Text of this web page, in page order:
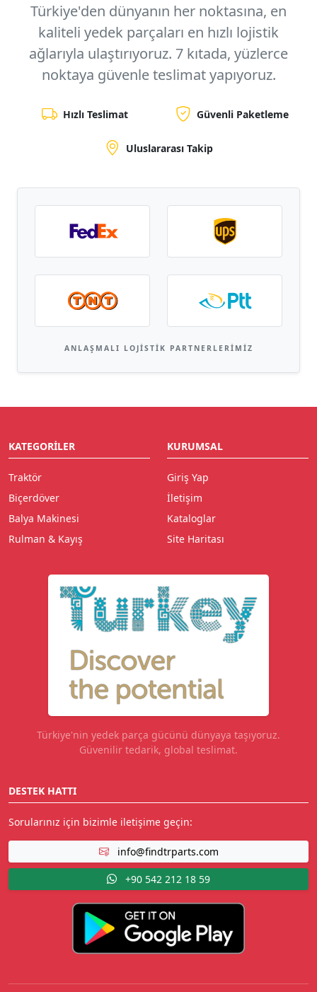
Türkiye'den dünyanın her noktasına, en
kaliteli yedek parçaları en hızlı lojistik
ağlarıyla ulaştırıyoruz. 7 kıtada, yüzlerce
noktaya güvenle teslimat yapıyoruz.
Hızlı Teslimat Güvenli Paketleme
Uluslararası Takip
ANLAŞMALI LOJISTIK PARTNERLERIMIZ
KATEGORILER
Traktör
Biçerdöver
Balya Makinesi
Rulman & Kayış
KURUMSAL
Giriş Yap
İletişim
Kataloglar
Site Haritası
Türkiye'nin yedek parça gücünü dünyaya taşıyoruz.
Güvenilir tedarik, global teslimat.
DESTEK HATTI
Sorularınız için bizimle iletişime geçin:
info@findtrparts.com
+90 542 212 18 59